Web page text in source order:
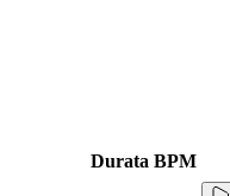
Durata BPM